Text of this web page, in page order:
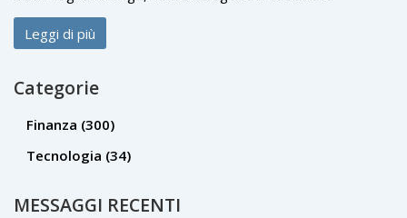
piattaforme locali autorizzate.
Leggi di più
Categorie
Finanza (300)
Tecnologia (34)
MESSAGGI RECENTI